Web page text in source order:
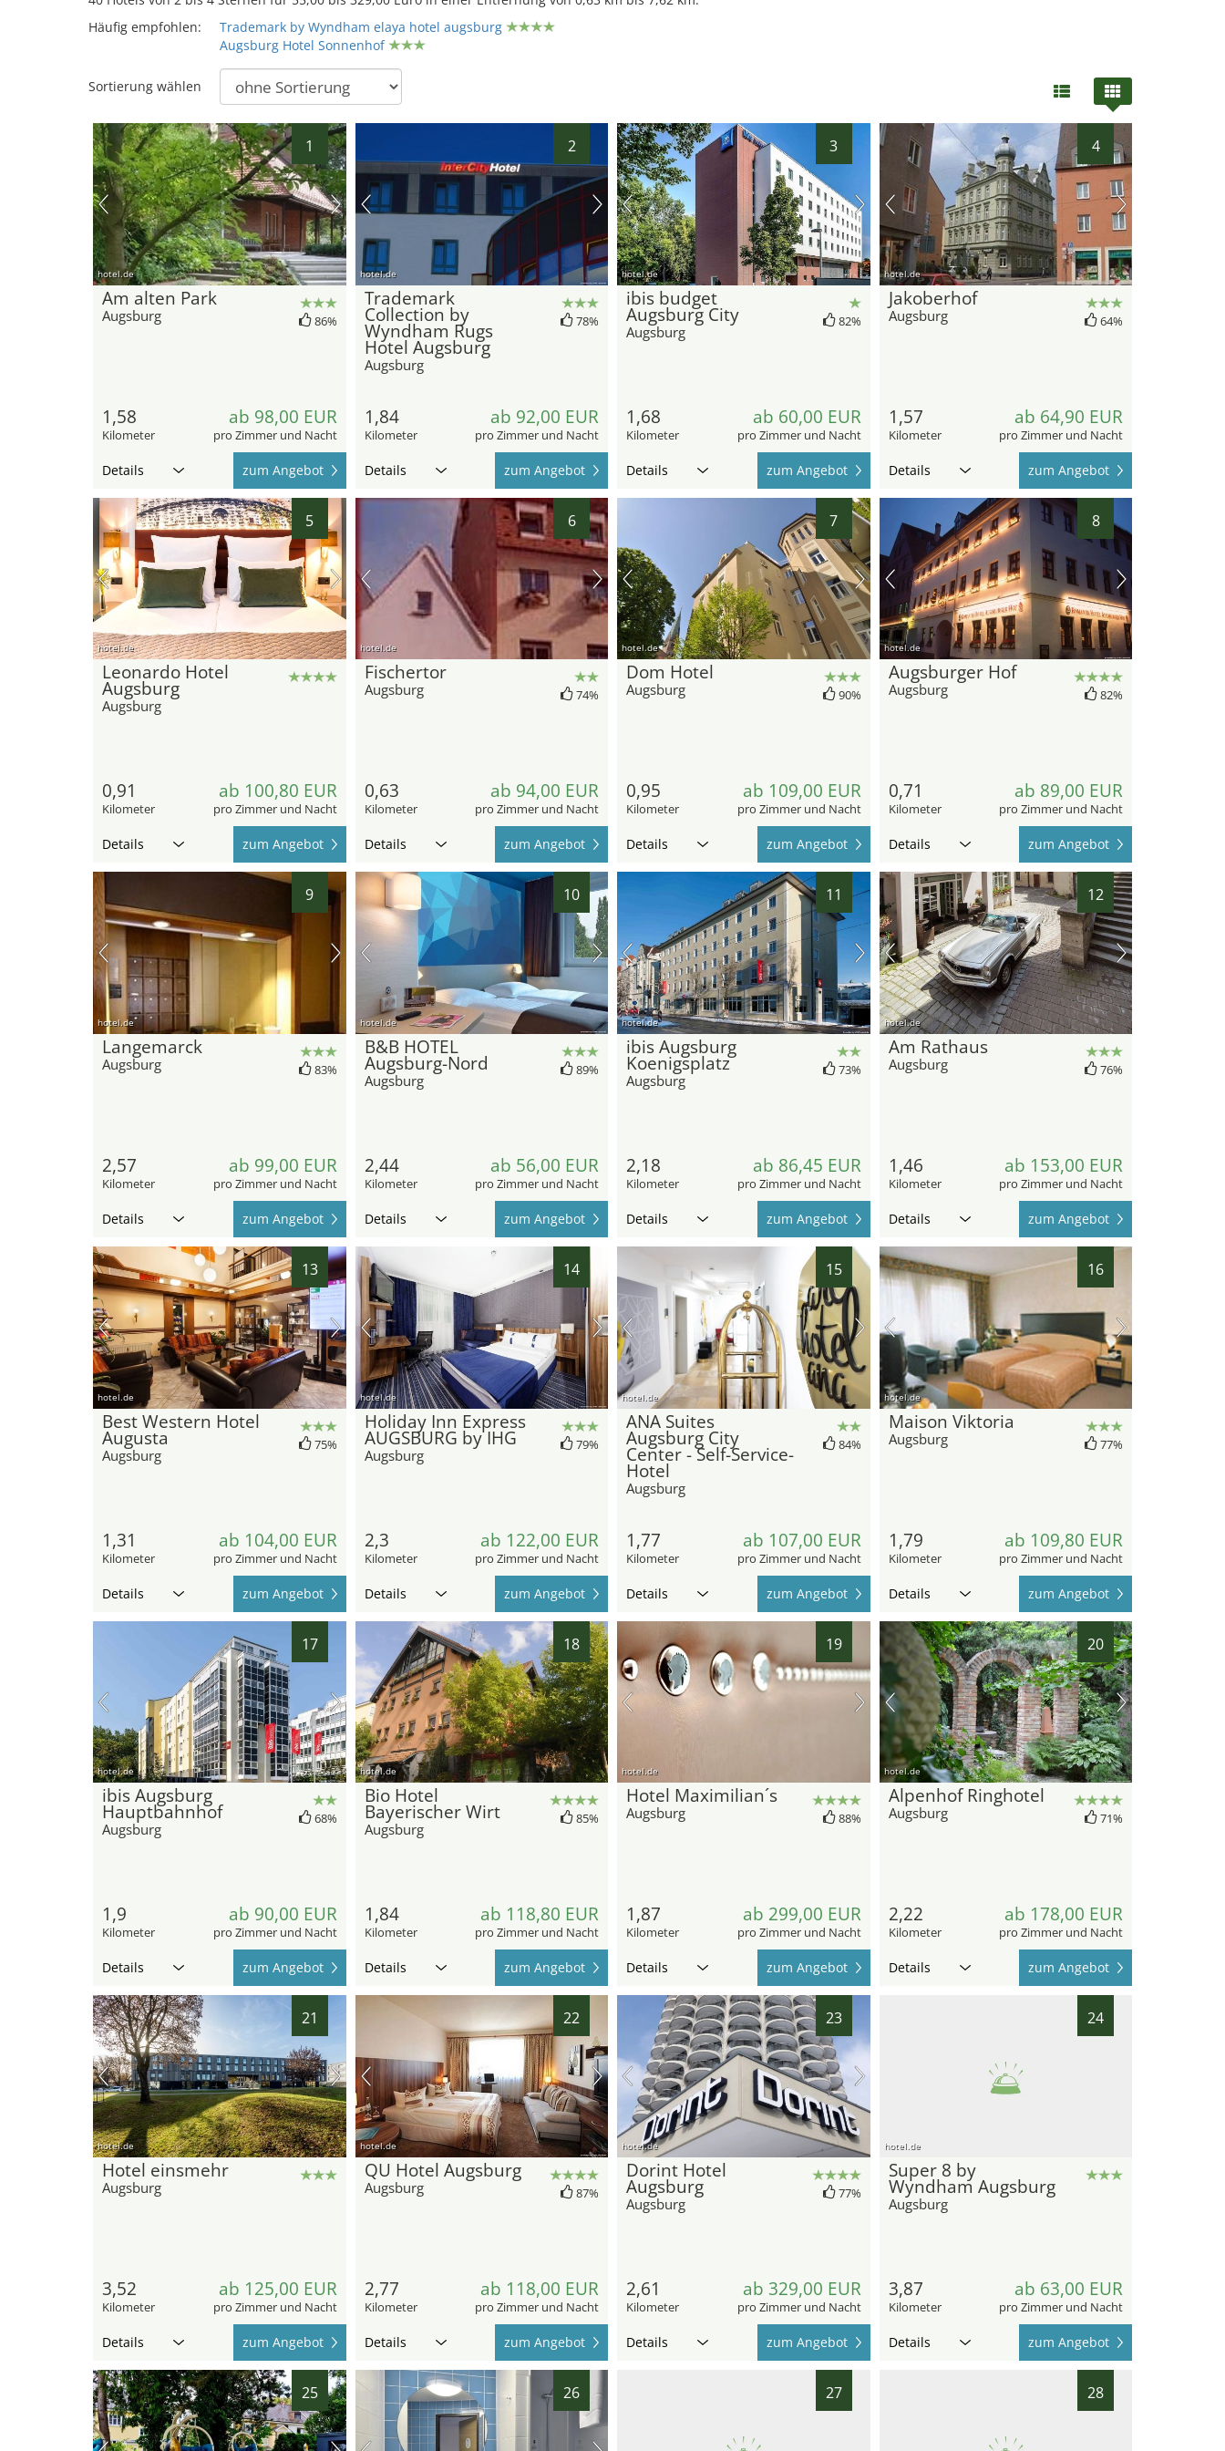
Häufig empfohlen:
Trademark by Wyndham elaya hotel augsburg
Augsburg Hotel Sonnenhof
Sortierung wählen
1
hotel.de
Am alten Park
Augsburg 86%
1,58
Kilometer
ab 98,00 EUR
pro Zimmer und Nacht
Details zum Angebot
2
hotel.de
Trademark
Collection by
Wyndham Rugs
Hotel Augsburg
Augsburg
78%
1,84
Kilometer
ab 92,00 EUR
pro Zimmer und Nacht
Details zum Angebot
3
hotel.de
ibis budget
Augsburg City
Augsburg
82%
1,68
Kilometer
ab 60,00 EUR
pro Zimmer und Nacht
Details zum Angebot
4
hotel.de
Jakoberhof
Augsburg 64%
1,57
Kilometer
ab 64,90 EUR
pro Zimmer und Nacht
Details zum Angebot
5
hotel.de
Leonardo Hotel
Augsburg
Augsburg
0,91
Kilometer
ab 100,80 EUR
pro Zimmer und Nacht
Details zum Angebot
6
hotel.de
Fischertor
Augsburg 74%
0,63
Kilometer
ab 94,00 EUR
pro Zimmer und Nacht
Details zum Angebot
7
hotel.de
Dom Hotel
Augsburg 90%
0,95
Kilometer
ab 109,00 EUR
pro Zimmer und Nacht
Details zum Angebot
8
hotel.de
Augsburger Hof
Augsburg 82%
0,71
Kilometer
ab 89,00 EUR
pro Zimmer und Nacht
Details zum Angebot
9
hotel.de
Langemarck
Augsburg 83%
2,57
Kilometer
ab 99,00 EUR
pro Zimmer und Nacht
Details zum Angebot
10
hotel.de
B&B HOTEL
Augsburg-Nord
Augsburg
89%
2,44
Kilometer
ab 56,00 EUR
pro Zimmer und Nacht
Details zum Angebot
11
hotel.de
ibis Augsburg
Koenigsplatz
Augsburg
73%
2,18
Kilometer
ab 86,45 EUR
pro Zimmer und Nacht
Details zum Angebot
12
hotel.de
Am Rathaus
Augsburg 76%
1,46
Kilometer
ab 153,00 EUR
pro Zimmer und Nacht
Details zum Angebot
13
hotel.de
Best Western Hotel
Augusta
Augsburg
75%
1,31
Kilometer
ab 104,00 EUR
pro Zimmer und Nacht
Details zum Angebot
14
hotel.de
Holiday Inn Express
AUGSBURG by IHG
Augsburg
79%
2,3
Kilometer
ab 122,00 EUR
pro Zimmer und Nacht
Details zum Angebot
15
hotel.de
ANA Suites
Augsburg City
Center - Self-Service-
Hotel
Augsburg
84%
1,77
Kilometer
ab 107,00 EUR
pro Zimmer und Nacht
Details zum Angebot
16
hotel.de
Maison Viktoria
Augsburg 77%
1,79
Kilometer
ab 109,80 EUR
pro Zimmer und Nacht
Details zum Angebot
17
hotel.de
ibis Augsburg
Hauptbahnhof
Augsburg
68%
1,9
Kilometer
ab 90,00 EUR
pro Zimmer und Nacht
Details zum Angebot
18
hotel.de
Bio Hotel
Bayerischer Wirt
Augsburg
85%
1,84
Kilometer
ab 118,80 EUR
pro Zimmer und Nacht
Details zum Angebot
19
hotel.de
Hotel Maximilian´s
Augsburg 88%
1,87
Kilometer
ab 299,00 EUR
pro Zimmer und Nacht
Details zum Angebot
20
hotel.de
Alpenhof Ringhotel
Augsburg 71%
2,22
Kilometer
ab 178,00 EUR
pro Zimmer und Nacht
Details zum Angebot
21
hotel.de
Hotel einsmehr
Augsburg
3,52
Kilometer
ab 125,00 EUR
pro Zimmer und Nacht
Details zum Angebot
22
hotel.de
QU Hotel Augsburg
Augsburg 87%
2,77
Kilometer
ab 118,00 EUR
pro Zimmer und Nacht
Details zum Angebot
23
hotel.de
Dorint Hotel
Augsburg
Augsburg
77%
2,61
Kilometer
ab 329,00 EUR
pro Zimmer und Nacht
Details zum Angebot
24
hotel.de
Super 8 by
Wyndham Augsburg
Augsburg
3,87
Kilometer
ab 63,00 EUR
pro Zimmer und Nacht
Details zum Angebot
25 26 27 28